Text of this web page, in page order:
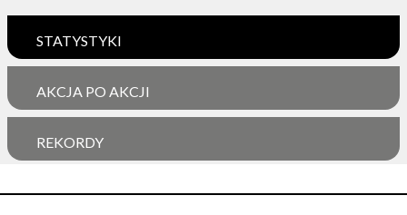
STATYSTYKI
AKCJA PO AKCJI
REKORDY